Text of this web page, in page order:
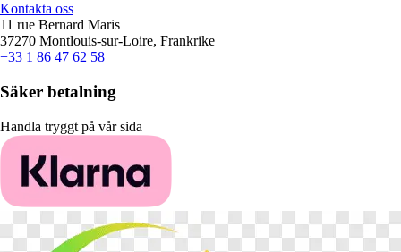
Kontakta oss
11 rue Bernard Maris
37270 Montlouis-sur-Loire, Frankrike
+33 1 86 47 62 58
Säker betalning
Handla tryggt på vår sida